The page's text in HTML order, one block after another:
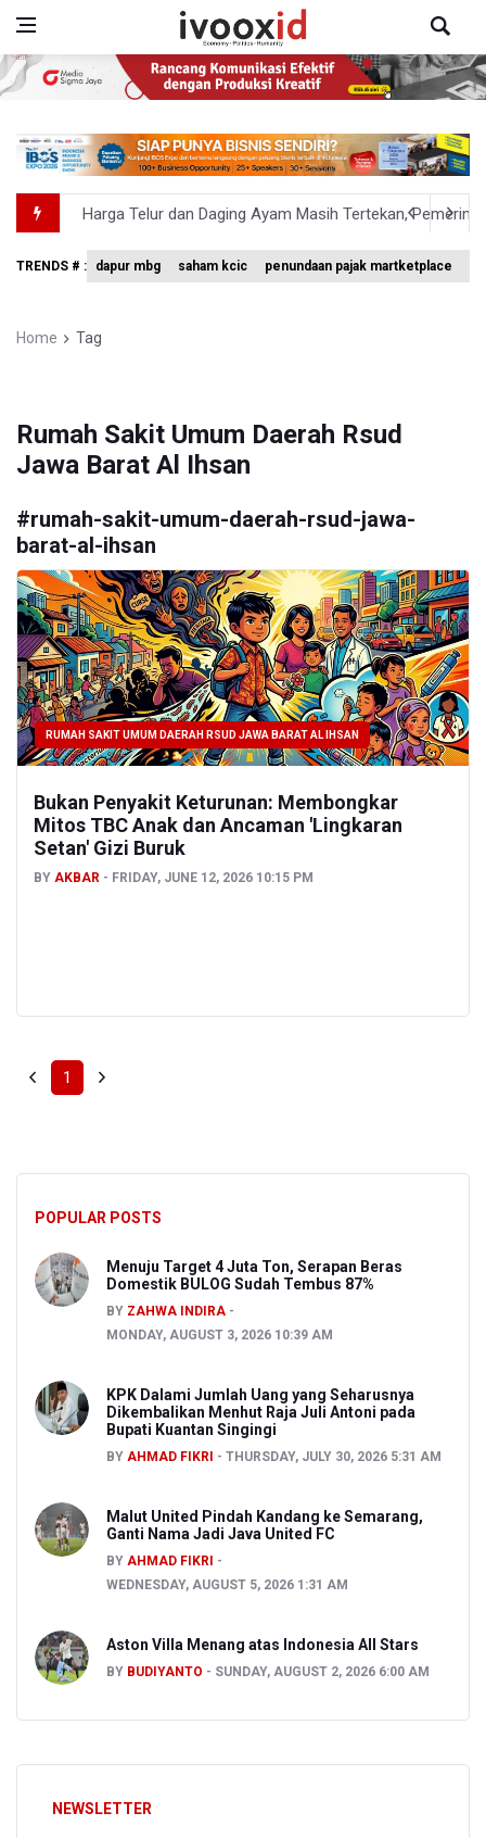
Harga Telur dan Daging Ayam Masih Tertekan,
4 Barang Ini Ternyata Beratnya Gak Sampai 300 Gram,
DPR Pastikan Tak Ada Surpres Pergantian Kapolri
TRENDS # : dapur mbg saham kcic penundaan pajak martketplace
Home Tag
Rumah Sakit Umum Daerah Rsud
Jawa Barat Al Ihsan
#rumah-sakit-umum-daerah-rsud-jawa-
barat-al-ihsan
RUMAH SAKIT UMUM DAERAH RSUD JAWA BARAT AL IHSAN
Bukan Penyakit Keturunan: Membongkar
Mitos TBC Anak dan Ancaman 'Lingkaran
Setan' Gizi Buruk
BY AKBAR FRIDAY, JUNE 12, 2026 10:15 PM
1
POPULAR POSTS
Menuju Target 4 Juta Ton, Serapan Beras
Domestik BULOG Sudah Tembus 87%
BY ZAHWA INDIRA
MONDAY, AUGUST 3, 2026 10:39 AM
KPK Dalami Jumlah Uang yang Seharusnya
Dikembalikan Menhut Raja Juli Antoni pada
Bupati Kuantan Singingi
BY AHMAD FIKRI THURSDAY, JULY 30, 2026 5:31 AM
Malut United Pindah Kandang ke Semarang,
Ganti Nama Jadi Java United FC
BY AHMAD FIKRI
WEDNESDAY, AUGUST 5, 2026 1:31 AM
Aston Villa Menang atas Indonesia All Stars
BY BUDIYANTO SUNDAY, AUGUST 2, 2026 6:00 AM
NEWSLETTER